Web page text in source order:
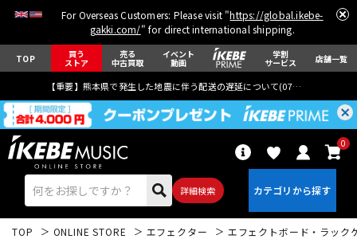
For Overseas Customers: Please visit "https://global.ikebe-
gakki.com/" for direct international shipping.
TOP 買う
ストア
売る
中古買取
イベント
動画
学割
サービス 店舗一覧
【重要】熊本県で発生した地震に伴う配送の遅延について(07月29日
詳細検索
0
TOP ONLINE STORE エフェクター エフェクトボード・ラック